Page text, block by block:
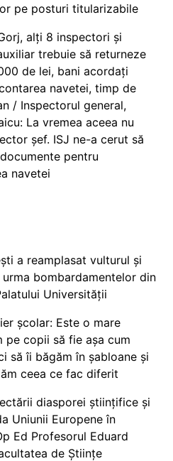
pe posturi titularizabile
alți 8 inspectori și
trebuie să returneze
de lei, bani acordați
navetei, timp de
/ Inspectorul general,
La vremea aceea nu
șef. ISJ ne-a cerut să
pentru
navetei
a reamplasat vulturul și
bombardamentelor din
Universității
școlar: Este o mare
pe copii să fie așa cum
să îi băgăm în șabloane și
ceea ce fac diferit
diasporei științifice și
Uniunii Europene în
Ed Profesorul Eduard
de Științe